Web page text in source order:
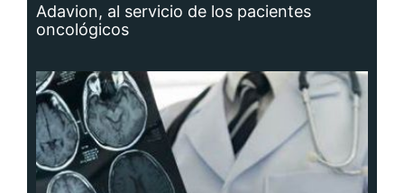
Adavion, al servicio de los pacientes
oncológicos